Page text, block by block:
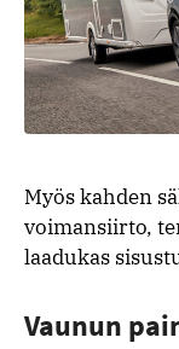
Myös kahden
voimansiirto,
laadukas
Vaunun